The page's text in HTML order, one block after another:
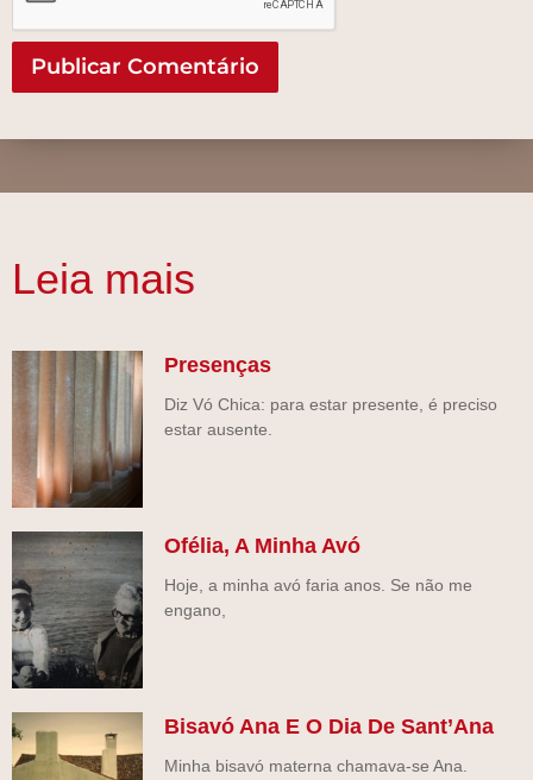
Leia mais
Presenças
Diz Vó Chica: para estar presente, é preciso
estar ausente.
Ofélia, A Minha Avó
Hoje, a minha avó faria anos. Se não me
engano,
Bisavó Ana E O Dia De Sant’Ana
Minha bisavó materna chamava-se Ana.